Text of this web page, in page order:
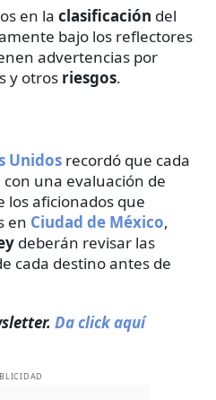
en la clasificación del
bajo los reflectores
advertencias por
y otros riesgos.
Unidos recordó que cada
una evaluación de
los aficionados que
en Ciudad de México,
deberán revisar las
cada destino antes de
Da click aquí